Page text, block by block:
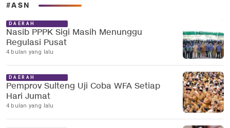
#ASN
DAERAH
Nasib PPPK Sigi Masih Menunggu
Regulasi Pusat
4 bulan yang lalu
DAERAH
Pemprov Sulteng Uji Coba WFA Setiap
Hari Jumat
4 bulan yang lalu